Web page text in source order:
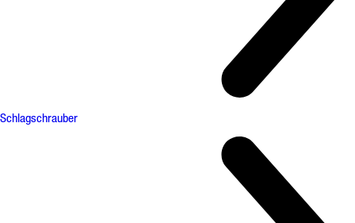
Schlagschrauber